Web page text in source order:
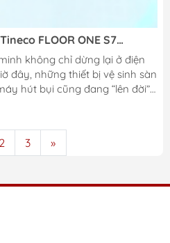
FLOOR ONE S7
Switch S7 Stretch Steam
sạch hiện đại
không chỉ dừng lại ở điện
đây, những thiết bị vệ sinh sàn
hút bụi cũng đang “lên đời”
đây chính là Tineco FLOOR
Floor One Switch S7
2 3 »